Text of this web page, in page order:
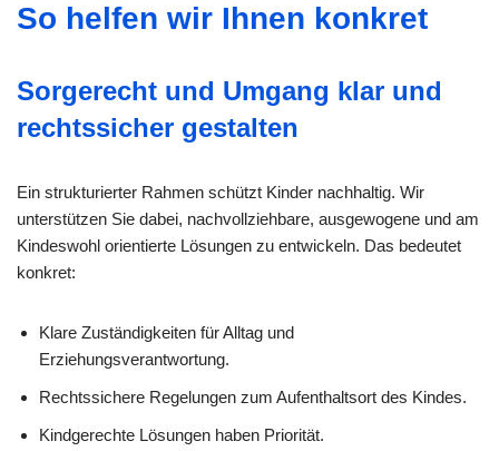
So helfen wir Ihnen konkret
Sorgerecht und Umgang klar und
rechtssicher gestalten
Ein strukturierter Rahmen schützt Kinder nachhaltig. Wir
unterstützen Sie dabei, nachvollziehbare, ausgewogene und am
Kindeswohl orientierte Lösungen zu entwickeln. Das bedeutet
konkret:
Klare Zuständigkeiten für Alltag und
Erziehungsverantwortung.
Rechtssichere Regelungen zum Aufenthaltsort des Kindes.
Kindgerechte Lösungen haben Priorität.